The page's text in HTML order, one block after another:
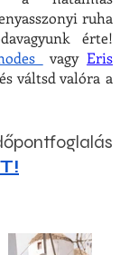
ruha
érte!
vagy Eris
váltsd valóra a